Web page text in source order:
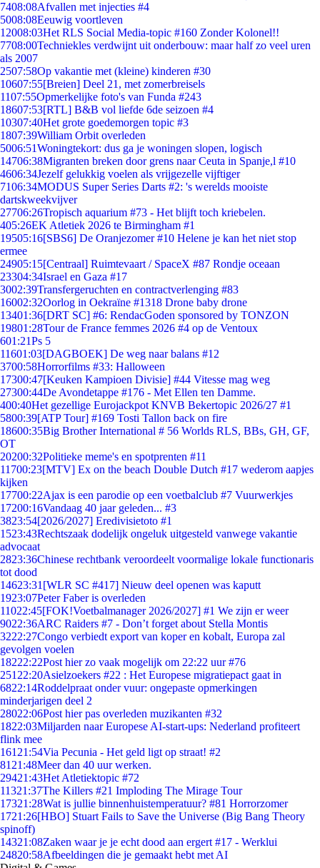
7408:08Afvallen met injecties #4
5008:08Eeuwig voortleven
12008:03Het RLS Social Media-topic #160 Zonder Kolonel!!
7708:00Techniekles verdwijnt uit onderbouw: maar half zo veel uren
als 2007
2507:58Op vakantie met (kleine) kinderen #30
10607:55[Breien] Deel 21, met zomerbreisels
1107:55Opmerkelijke foto's van Funda #243
18607:53[RTL] B&B vol liefde 6de seizoen #4
10307:40Het grote goedemorgen topic #3
1807:39William Orbit overleden
5006:51Woningtekort: dus ga je woningen slopen, logisch
14706:38Migranten breken door grens naar Ceuta in Spanje,l #10
4606:34Jezelf gelukkig voelen als vrijgezelle vijftiger
7106:34MODUS Super Series Darts #2: 's werelds mooiste
dartskweekvijver
27706:26Tropisch aquarium #73 - Het blijft toch kriebelen.
405:26EK Atletiek 2026 te Birmingham #1
19505:16[SBS6] De Oranjezomer #10 Helene je kan het niet stop
ermee
24905:15[Centraal] Ruimtevaart / SpaceX #87 Rondje oceaan
23304:34Israel en Gaza #17
3002:39Transfergeruchten en contractverlenging #83
16002:32Oorlog in Oekraïne #1318 Drone baby drone
13401:36[DRT SC] #6: RendacGoden sponsored by TONZON
19801:28Tour de France femmes 2026 #4 op de Ventoux
601:21Ps 5
11601:03[DAGBOEK] De weg naar balans #12
3700:58Horrorfilms #33: Halloween
17300:47[Keuken Kampioen Divisie] #44 Vitesse mag weg
27300:44De Avondetappe #176 - Met Ellen ten Damme.
400:40Het gezellige Eurojackpot KNVB Bekertopic 2026/27 #1
5800:39[ATP Tour] #169 Tosti Tallon back on fire
18600:35Big Brother International # 56 Worlds RLS, BBs, GH, GF,
OT
20200:32Politieke meme's en spotprenten #11
11700:23[MTV] Ex on the beach Double Dutch #17 wederom aapjes
kijken
17700:22Ajax is een parodie op een voetbalclub #7 Vuurwerkjes
17200:16Vandaag 40 jaar geleden... #3
3823:54[2026/2027] Eredivisietoto #1
1523:43Rechtszaak dodelijk ongeluk uitgesteld vanwege vakantie
advocaat
2823:36Chinese rechtbank veroordeelt voormalige lokale functionaris
tot dood
14623:31 [WLR SC #417] Nieuw deel openen was kaputt
1923:07Peter Faber is overleden
11022:45[FOK!Voetbalmanager 2026/2027] #1 We zijn er weer
9022:36ARC Raiders #7 - Don’t forget about Stella Montis
3222:27Congo verbiedt export van koper en kobalt, Europa zal
gevolgen voelen
18222:22Post hier zo vaak mogelijk om 22:22 uur #76
251 22:20Asielzoekers #22 : Het Europese migratiepact gaat in
6822:14Roddelpraat onder vuur: ongepaste opmerkingen
minderjarigen deel 2
28022:06Post hier pas overleden muzikanten #32
1822:03Miljarden naar Europese AI-start-ups: Nederland profiteert
flink mee
161 21:54Via Pecunia - Het geld ligt op straat! #2
81 21:48Meer dan 40 uur werken.
29421:43Het Atletiektopic #72
11321:37The Killers #21 Imploding The Mirage Tour
17321:28Wat is jullie binnenhuistemperatuur? #81 Horrorzomer
1721:26[HBO] Stuart Fails to Save the Universe (Big Bang Theory
spinoff)
14321:08Zaken waar je je echt dood aan ergert #17 - Werklui
24820:58Afbeeldingen die je gemaakt hebt met AI